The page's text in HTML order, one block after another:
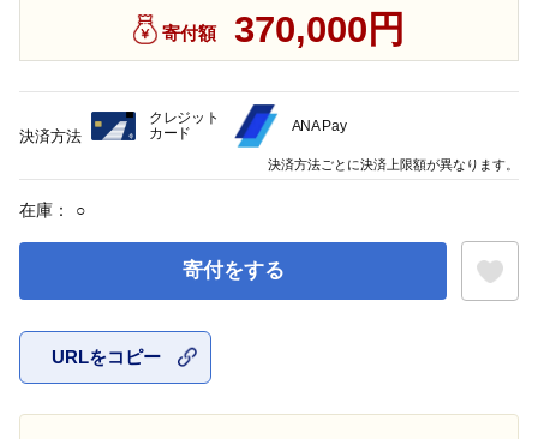
寄付額 370,000円
在庫： ○
寄付をする
URLをコピー
決済方法
クレジット
カード
ANA Pay
決済方法ごとに決済上限額が異なります。